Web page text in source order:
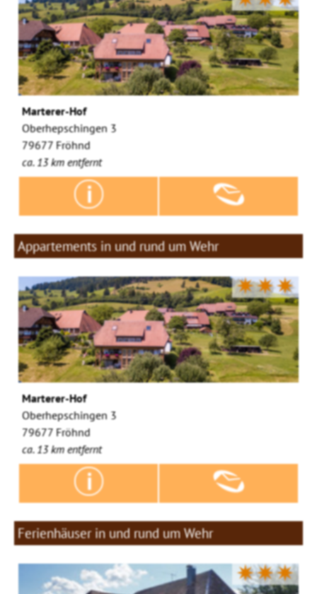
Marterer-Hof
Oberhepschingen 3
79677 Fröhnd
ca. 13 km entfernt
Appartements in und rund um Wehr
✷✷✷
Marterer-Hof
Oberhepschingen 3
79677 Fröhnd
ca. 13 km entfernt
Ferienhäuser in und rund um Wehr
✷✷✷